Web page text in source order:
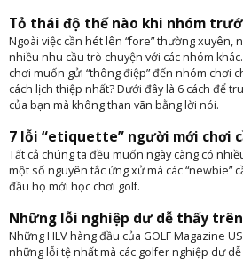
Tỏ thái độ thế nào khi nhóm
Ngoài việc cần hét lên “fore” thường xuyên,
nhiều nhu cầu trò chuyện với các nhóm
chơi muốn gửi “thông điệp” đến nhóm chơi
cách lịch thiệp nhất? Dưới đây là 6 cách để
của bạn mà không than vãn bằng lời nói.
7 lỗi “etiquette” người mới chơi
Tất cả chúng ta đều muốn ngày càng có
một số nguyên tắc ứng xử mà các “newbie”
đầu họ mới học chơi golf.
Những lỗi nghiệp dư dễ thấy
Những HLV hàng đầu của GOLF Magazine
những lỗi tệ nhất mà các golfer nghiệp dư dễ